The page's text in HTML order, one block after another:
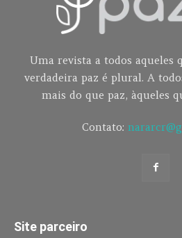
Uma revista a todos aqueles
verdadeira paz é plural. A
mais do que paz, àqueles
Contato:
Site parceiro